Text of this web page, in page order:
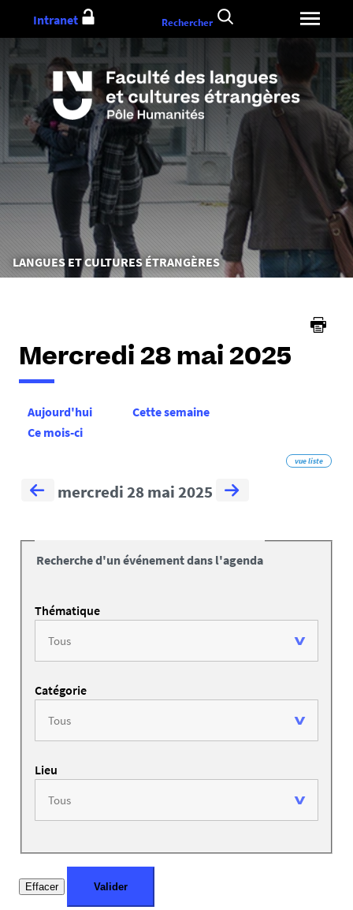
au
Vous
êtes
LANGUES ET CULTURES ÉTRANGÈRES
Intranet Rechercher
Mercredi 28 mai 2025
Aujourd'hui
Cette semaine
Ce mois-ci
vue liste
mercredi 28 mai 2025
Recherche d'un événement dans l'agenda
Thématique
Catégorie
Lieu